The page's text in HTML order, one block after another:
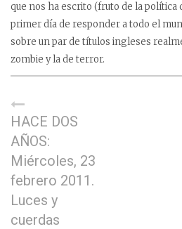
que nos ha escrito (fruto de la política
primer día de responder a todo el
sobre un par de títulos ingleses
zombie y la de terror.
HACE DOS
AÑOS:
Miércoles, 23
febrero 2011.
Luces y
cuerdas